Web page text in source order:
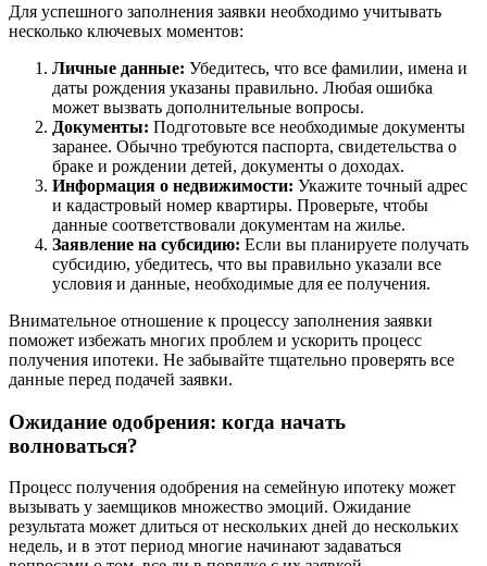
Для успешного заполнения заявки необходимо учитывать
несколько ключевых моментов:
Личные данные: Убедитесь, что все фамилии, имена и
даты рождения указаны правильно. Любая ошибка
может вызвать дополнительные вопросы.
Документы: Подготовьте все необходимые документы
заранее. Обычно требуются паспорта, свидетельства о
браке и рождении детей, документы о доходах.
Информация о недвижимости: Укажите точный адрес
и кадастровый номер квартиры. Проверьте, чтобы
данные соответствовали документам на жилье.
Заявление на субсидию: Если вы планируете получать
субсидию, убедитесь, что вы правильно указали все
условия и данные, необходимые для ее получения.
Внимательное отношение к процессу заполнения заявки
поможет избежать многих проблем и ускорить процесс
получения ипотеки. Не забывайте тщательно проверять все
данные перед подачей заявки.
Ожидание одобрения: когда начать
волноваться?
Процесс получения одобрения на семейную ипотеку может
вызывать у заемщиков множество эмоций. Ожидание
результата может длиться от нескольких дней до нескольких
недель, и в этот период многие начинают задаваться